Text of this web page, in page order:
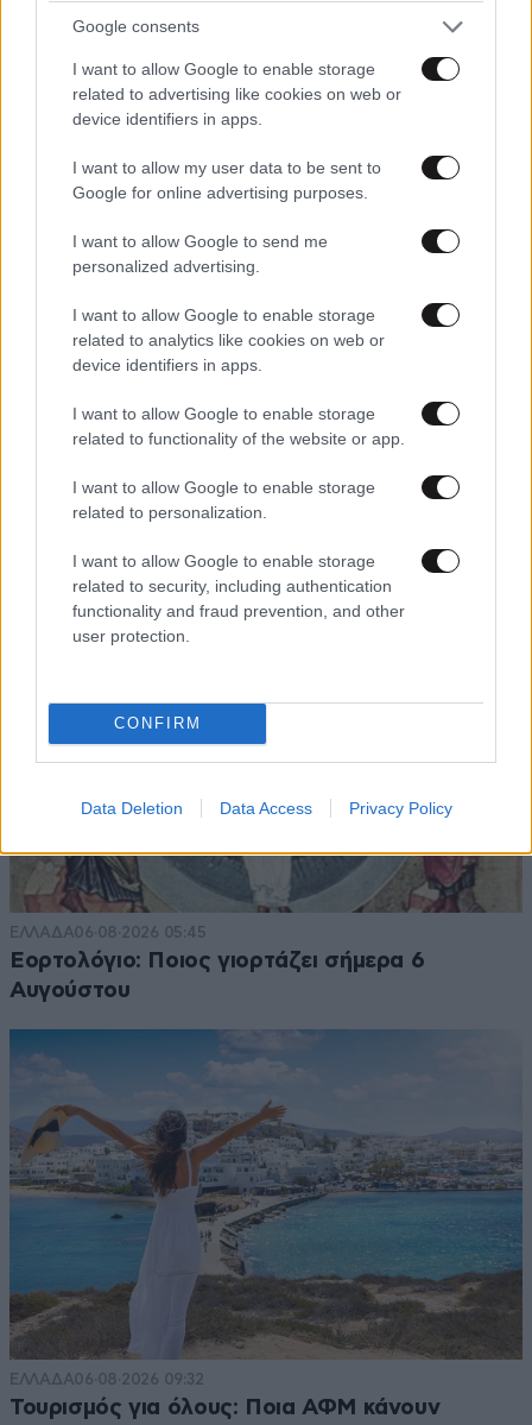
Google consents
I want to allow Google to enable storage
related to advertising like cookies on web or
device identifiers in apps.
I want to allow my user data to be sent to
Google for online advertising purposes.
I want to allow Google to send me
personalized advertising.
I want to allow Google to enable storage
related to analytics like cookies on web or
device identifiers in apps.
I want to allow Google to enable storage
related to functionality of the website or app.
I want to allow Google to enable storage
related to personalization.
I want to allow Google to enable storage
related to security, including authentication
functionality and fraud prevention, and other
user protection.
CONFIRM
Data Deletion Data Access Privacy Policy
από τη βασιλική οικογένεια της Ισπανίας
06·08·2026 06:19
ανοιχτούς λογαριασμούς με Λιβύη, Αλβανία και
Τουρκία για τη χάραξη ΑΟΖ
ΕΛΛΑΔΑ06·08·2026 05:45
Εορτολόγιο: Ποιος γιορτάζει σήμερα 6
Αυγούστου
ΕΛΛΑΔΑ06·08·2026 09:32
Τουρισμός για όλους: Ποια ΑΦΜ κάνουν